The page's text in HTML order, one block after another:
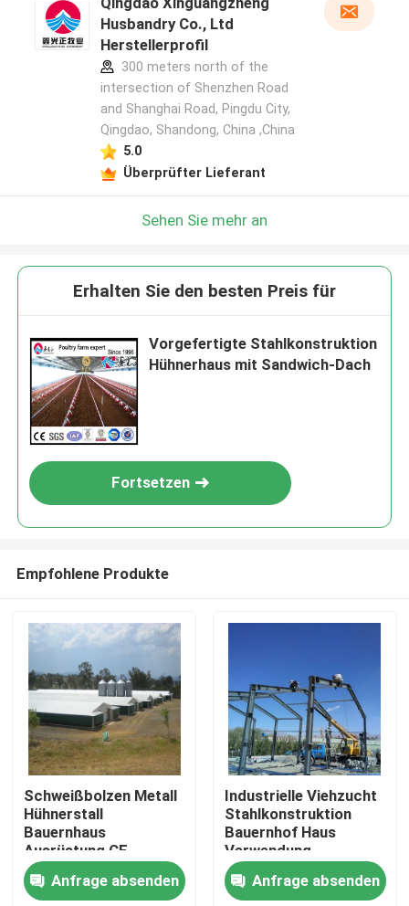
Zu Hause
Produkte
Husbandry Co., Ltd
Herstellerprofil
300 meters north of the
intersection of Shenzhen Road
and Shanghai Road, Pingdu City,
Qingdao, Shandong, China ,China
5.0
Überprüfter Lieferant
Sehen Sie mehr an
Erhalten Sie den besten Preis für
Vorgefertigte Stahlkonstruktion
Hühnerhaus mit Sandwich-Dach
Fortsetzen
Empfohlene Produkte
Schweißbolzen Metall
Hühnerstall
Bauernhaus
Ausrüstung CE-
Zertifikat
Anfrage absenden
Industrielle Viehzucht
Stahlkonstruktion
Bauernhof Haus
Verwendung
Farbplatten
Anfrage absenden